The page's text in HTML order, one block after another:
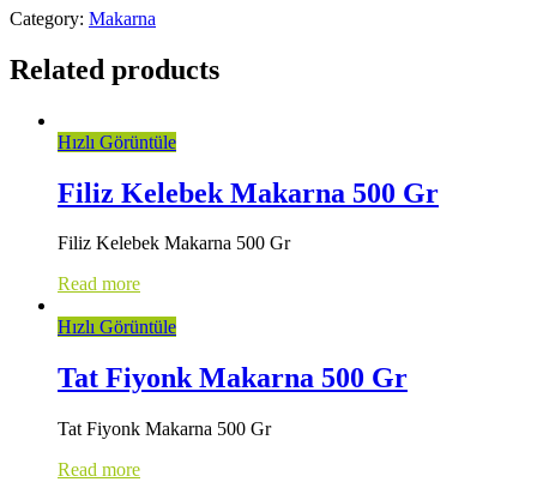
Category: Makarna
Related products
Hızlı Görüntüle
Filiz Kelebek Makarna 500 Gr
Filiz Kelebek Makarna 500 Gr
Read more
Hızlı Görüntüle
Tat Fiyonk Makarna 500 Gr
Tat Fiyonk Makarna 500 Gr
Read more